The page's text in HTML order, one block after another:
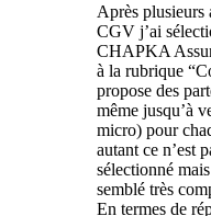
Après plusieurs
CGV j’ai
CHAPKA
à la rubrique
propose des
même jusqu’à
micro) pour
autant ce n’est
sélectionné
semblé très
En termes de